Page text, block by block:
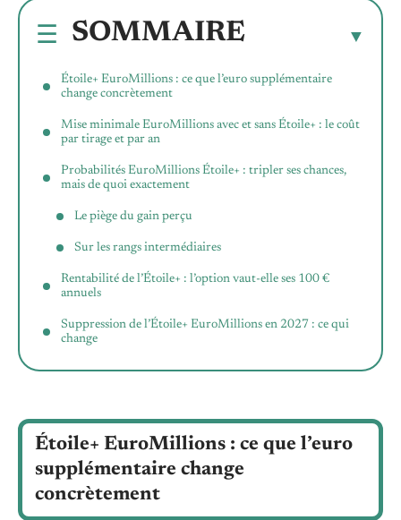
SOMMAIRE
Étoile+ EuroMillions : ce que l’euro supplémentaire
change concrètement
Mise minimale EuroMillions avec et sans Étoile+ : le coût
par tirage et par an
Probabilités EuroMillions Étoile+ : tripler ses chances,
mais de quoi exactement
Le piège du gain perçu
Sur les rangs intermédiaires
Rentabilité de l’Étoile+ : l’option vaut-elle ses 100 €
annuels
Suppression de l’Étoile+ EuroMillions en 2027 : ce qui
change
Étoile+ EuroMillions : ce que l’euro
supplémentaire change
concrètement